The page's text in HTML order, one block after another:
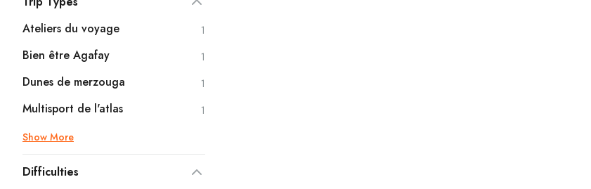
Ateliers du voyage
1
Bien être Agafay 1
Dunes de merzouga 1
Multisport de l'atlas
1
Show More
Difficulties